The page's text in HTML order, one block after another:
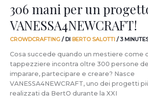
306 mani per un
VANESSA4NEWCRAFT!
CROWDCRAFTING / DI BERTO SALOTTI /3
Cosa succede quando un mestiere come
tappezziere incontra oltre 300 persone
imparare, partecipare e creare? Nasce
VANESSA4NEWCRAFT, uno dei progetti
realizzati da BertO durante la XXI